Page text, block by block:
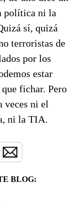
política ni la
sí, quizá
terroristas de
por los
estar
fichar. Pero
veces ni el
ni la TIA.
BLOG: